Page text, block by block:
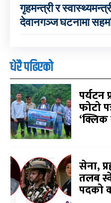
गृहमन्त्री र
देवानगञ्ज घटनामा
धेरै पढिएको
पर्यटन
फोटो
सेना,
तलब
पदको